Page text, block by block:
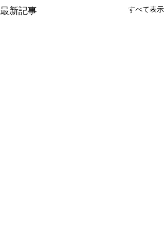
最新記事 すべて表示